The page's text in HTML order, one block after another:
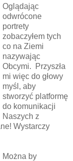
Oglądając
odwrócone
portrety
zobaczyłem tych
co na Ziemi
nazywając
Obcymi. Przyszła
mi więc do głowy
myśl, aby
stworzyć platformę
do komunikacji
Naszych z
Wystarczy
Można by